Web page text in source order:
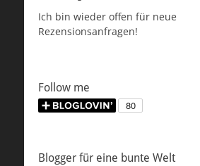
Ich bin wieder offen für neue
Rezensionsanfragen!
Follow me
Blogger für eine bunte Welt